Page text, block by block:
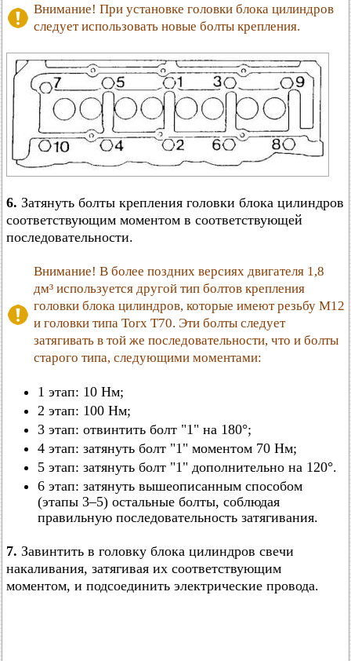
Внимание! При установке головки блока цилиндров
следует использовать новые болты крепления.
6. Затянуть болты крепления головки блока цилиндров
соответствующим моментом в соответствующей
последовательности.
Внимание! В более поздних версиях двигателя 1,8
дм³ используется другой тип болтов крепления
головки блока цилиндров, которые имеют резьбу М12
и головки типа Torx T70. Эти болты следует
затягивать в той же последовательности, что и болты
старого типа, следующими моментами:
1 этап: 10 Нм;
2 этап: 100 Нм;
3 этап: отвинтить болт "1" на 180°;
4 этап: затянуть болт "1" моментом 70 Нм;
5 этап: затянуть болт "1" дополнительно на 120°.
6 этап: затянуть вышеописанным способом
(этапы 3–5) остальные болты, соблюдая
правильную последовательность затягивания.
7. Завинтить в головку блока цилиндров свечи
накаливания, затягивая их соответствующим
моментом, и подсоединить электрические провода.